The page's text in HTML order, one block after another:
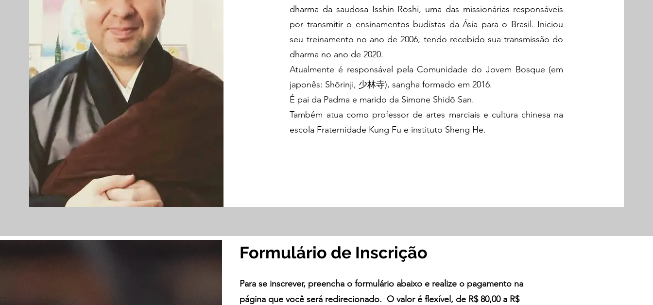
dharma da saudosa Isshin Rōshi, uma das missionárias responsáveis
por transmitir o ensinamentos budistas da Ásia para o Brasil. Iniciou
seu treinamento no ano de 2006, tendo recebido sua transmissão do
dharma no ano de 2020.
Atualmente é responsável pela Comunidade do Jovem Bosque (em
japonês: Shōrinji, 少林寺), sangha formado em 2016.
É pai da Padma e marido da Simone Shidō San.
Também atua como professor de artes marciais e cultura chinesa na
escola Fraternidade Kung Fu e instituto Sheng He.
Formulário de Inscrição
Para se inscrever, preencha o formulário abaixo e realize o pagamento na
página que você será redirecionado. O valor é flexível, de R$ 80,00 a R$